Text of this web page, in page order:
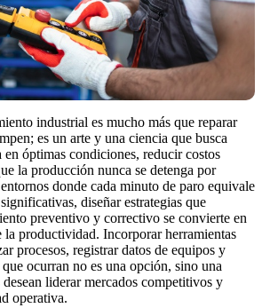
industrial es mucho más que reparar
es un arte y una ciencia que busca
en óptimas condiciones, reducir costos
la producción nunca se detenga por
donde cada minuto de paro equivale
diseñar estrategias que
preventivo y correctivo se convierte en
la productividad. Incorporar herramientas
procesos, registrar datos de equipos y
ocurran no es una opción, sino una
desean liderar mercados competitivos y
operativa.